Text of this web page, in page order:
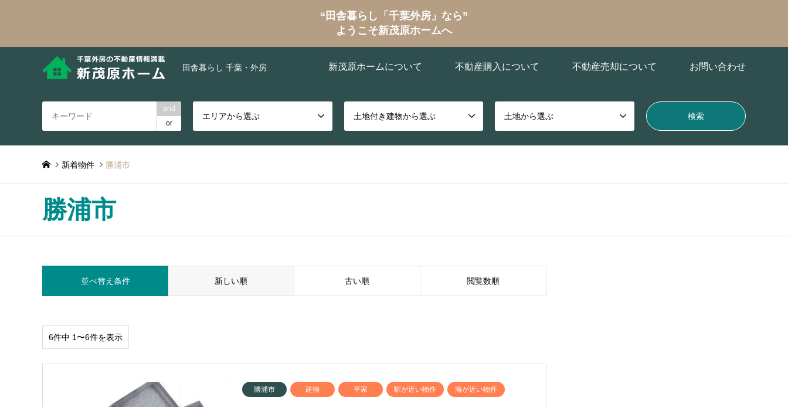
“田舎暮らし「千葉外房」なら”
ようこそ新茂原ホームへ
田舎暮らし 千葉・外房 新茂原ホームについて 不動産購入について 不動産売却について お問い合わせ
and
or
エリアから選ぶ 土地付き建物から選ぶ 土地から選ぶ
新着物件 勝浦市
勝浦市
並べ替え条件 新しい順 古い順 閲覧数順
6件中 1〜6件を表示
勝浦市 建物 平家 駅が近い物件 海が近い物件